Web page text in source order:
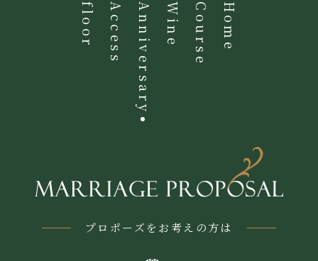
Home
Course
Wine
Anniversary
Access
floor
プロポーズをお考えの方は